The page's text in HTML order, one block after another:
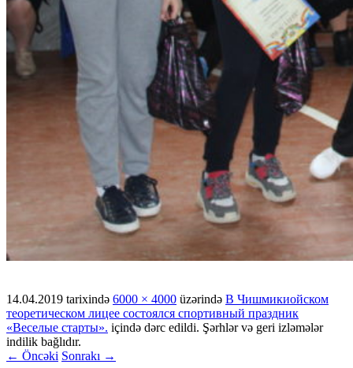
14.04.2019 tarixində 6000 × 4000 üzərində В Чишмикиойском
теоретическом лицее состоялся спортивный праздник
«Веселые старты». içində dərc edildi. Şərhlər və geri izləmələr
indilik bağlıdır.
← Öncəki Sonrakı →